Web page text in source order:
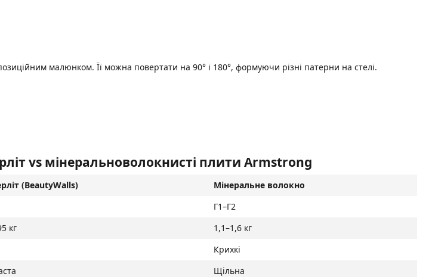
малюнком. Її можна повертати на 90° і 180°, формуючи різні патерни на стелі.
vs мінеральноволокнисті плити Armstrong
(BeautyWalls)
Мінеральне волокно
Г1–Г2
кг
1,1–1,6 кг
Крихкі
Щільна